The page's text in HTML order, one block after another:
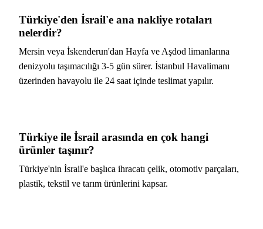
Türkiye'den İsrail'e ana nakliye rotaları
nelerdir?
Mersin veya İskenderun'dan Hayfa ve Aşdod limanlarına
denizyolu taşımacılığı 3-5 gün sürer. İstanbul Havalimanı
üzerinden havayolu ile 24 saat içinde teslimat yapılır.
Türkiye ile İsrail arasında en çok hangi
ürünler taşınır?
Türkiye'nin İsrail'e başlıca ihracatı çelik, otomotiv parçaları,
plastik, tekstil ve tarım ürünlerini kapsar.